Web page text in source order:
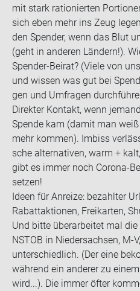
mit stark ra­tio­nier­ten
sich eben mehr ins Zeug
den Spen­der, wenn das Blut
(geht in an­de­ren Län­dern!).
Spender-​Beirat? (Viele von
und wis­sen was gut bei
gen und Um­fra­gen
Di­rek­ter Kon­takt, wenn
Spen­de kam (damit man
mehr kom­men). Im­biss
sche al­ter­na­ti­ven, warm +
gibt es immer noch Corona-​
set­zen!
Ideen für An­rei­ze: be­zahl­ter
Ra­batt­ak­tio­nen, Frei­kar­ten,
Und bitte über­ar­bei­tet mal
NSTOB in Nie­der­sach­sen, M-
un­ter­schied­lich. (Der eine
wäh­rend ein an­de­rer zu
wird...). Die immer öfter